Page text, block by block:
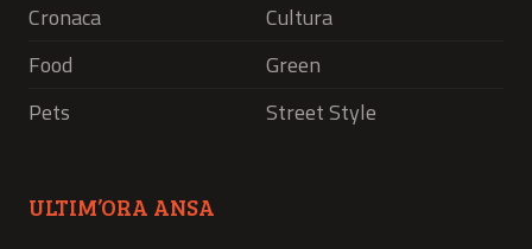
Cronaca
Cultura
Food
Green
Pets
Street Style
ULTIM’ORA ANSA